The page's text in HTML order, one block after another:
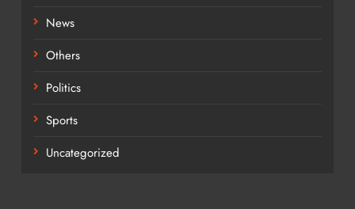
News
Others
Politics
Sports
Uncategorized